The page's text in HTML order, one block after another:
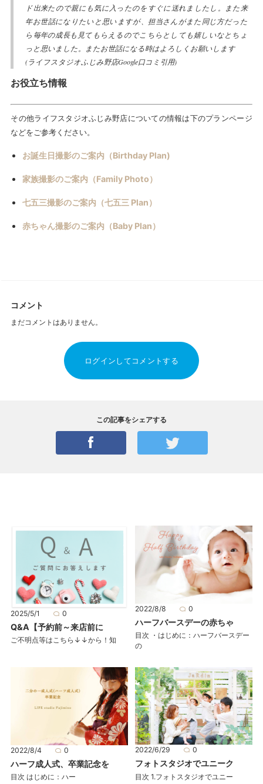
ド出来たので親にも気に入ったのをすぐに送れましたし。また来
年お世話になりたいと思いますが、担当さんがまた同じ方だった
ら毎年の成長も見てもらえるのでこちらとしても嬉しいなとちょ
っと思いました。またお世話になる時はよろしくお願いします
(ライフスタジオふじみ野店Google口コミ引用)
お役立ち情報
その他ライフスタジオふじみ野店についての情報は下のプランページ
などをご参考ください。
お誕生日撮影のご案内（Birthday Plan)
家族撮影のご案内（Family Photo）
七五三撮影のご案内（七五三 Plan）
赤ちゃん撮影のご案内（Baby Plan）
コメント
まだコメントはありません。
ログインしてコメントする
この記事をシェアする
2025/5/1 0
Q&A【予約前～来店前に
ご不明点等はこちら↓↓から！知
2022/8/8 0
ハーフバースデーの赤ちゃ
目次 ・はじめに：ハーフバースデー
の
2022/8/4 0
ハーフ成人式、卒業記念を
目次 はじめに：ハー
2022/6/29 0
フォトスタジオでユニーク
目次 1.フォトスタジオでユニー